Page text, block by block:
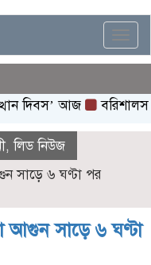
আজ
বরিশালসহ
,লিড নিউজ
সাড়ে ৬ ঘণ্টা পর
আগুন সাড়ে ৬ ঘণ্টা